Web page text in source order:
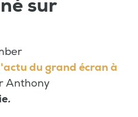
sur
du grand écran à
Anthony
.